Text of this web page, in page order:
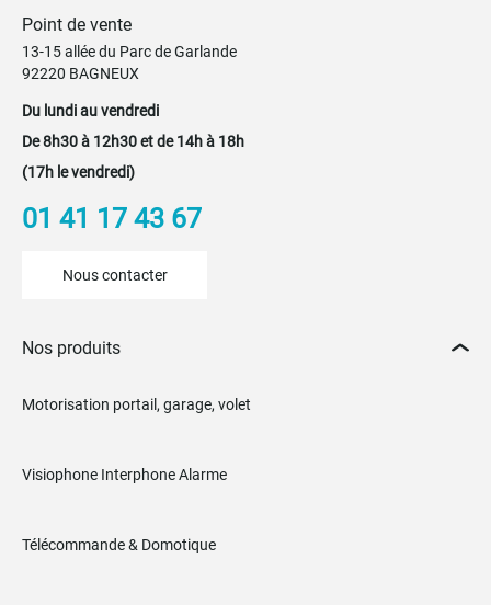
Point de vente
13-15 allée du Parc de Garlande
92220 BAGNEUX
Du lundi au vendredi
De 8h30 à 12h30 et de 14h à 18h
(17h le vendredi)
01 41 17 43 67
Nous contacter
Nos produits
Motorisation portail, garage, volet
Visiophone Interphone Alarme
Télécommande & Domotique